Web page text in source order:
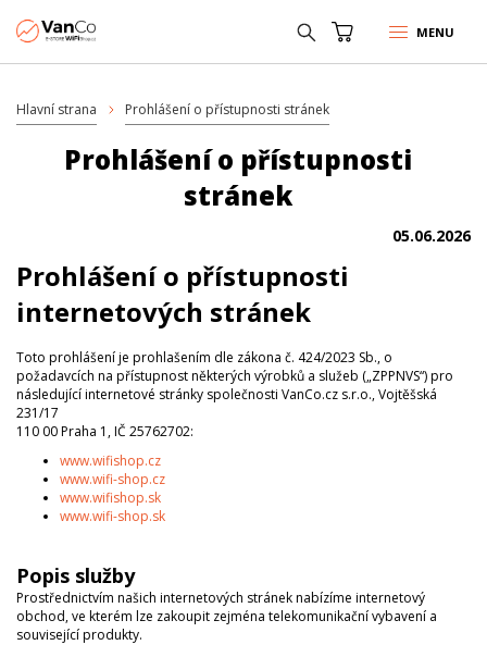
MENU
Hlavní strana Prohlášení o přístupnosti stránek
Prohlášení o přístupnosti
stránek
05.06.2026
Prohlášení o přístupnosti
internetových stránek
Toto prohlášení je prohlašením dle zákona č. 424/2023 Sb., o
požadavcích na přístupnost některých výrobků a služeb („ZPPNVS“) pro
následující internetové stránky společnosti VanCo.cz s.r.o., Vojtěšská
231/17
110 00 Praha 1, IČ 25762702:
www.wifishop.cz
www.wifi-shop.cz
www.wifishop.sk
www.wifi-shop.sk
Popis služby
Prostřednictvím našich internetových stránek nabízíme internetový
obchod, ve kterém lze zakoupit zejména telekomunikační vybavení a
související produkty.